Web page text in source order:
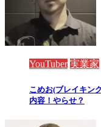
YouTuber 実業家
こめお(ブレイキン
内容！やらせ？